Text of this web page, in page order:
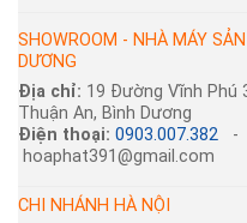
SHOWROOM - NHÀ MÁY
DƯƠNG
Địa chỉ: 19 Đường Vĩnh Phú
Thuận An, Bình Dương
Điện thoại: 0903.007.382-
hoaphat391@gmail.com
CHI NHÁNH HÀ NỘI